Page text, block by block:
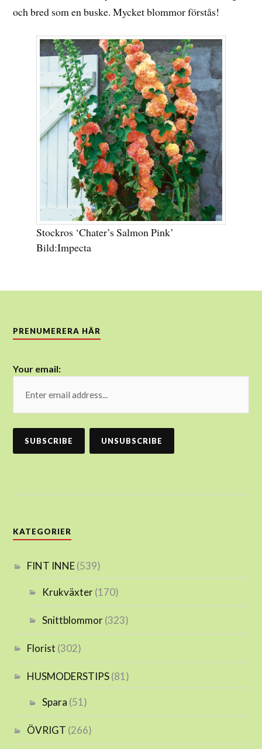
och bred som en buske. Mycket blommor förstås!
Stockros ‘Chater’s Salmon Pink’
Bild:Impecta
PRENUMERERA HÄR
Your email:
KATEGORIER
FINT INNE(539)
Krukväxter(170)
Snittblommor(323)
Florist (302)
HUSMODERSTIPS(81)
Spara (51)
ÖVRIGT (266)